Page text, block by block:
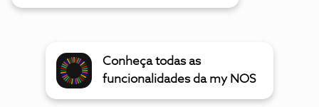
Conheça todas as
funcionalidades da my NOS